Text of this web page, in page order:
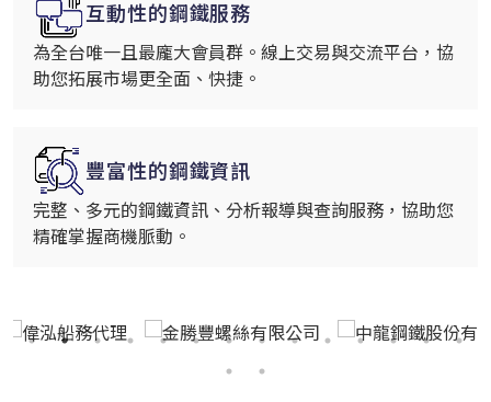
互動性的鋼鐵服務
為全台唯一且最龐大會員群。線上交易與交流平台，協
助您拓展市場更全面、快捷。
豐富性的鋼鐵資訊
完整、多元的鋼鐵資訊、分析報導與查詢服務，協助您
精確掌握商機脈動。